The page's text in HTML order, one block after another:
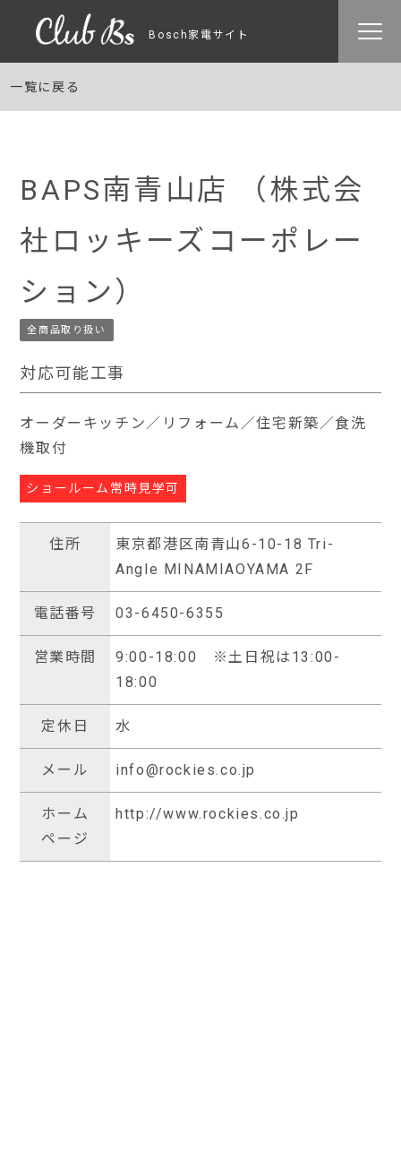
Bosch家電サイト
一覧に戻る
BAPS南青山店 （株式会
社ロッキーズコーポレー
ション）
全商品取り扱い
対応可能工事
オーダーキッチン／リフォーム／住宅新築／食洗
機取付
ショールーム常時見学可
住所
東京都港区南青山6-10-18 Tri-
Angle MINAMIAOYAMA 2F
電話番号 03-6450-6355
営業時間
9:00-18:00 ※土日祝は13:00-
18:00
定休日 水
メール info@rockies.co.jp
ホーム
ページ
http://www.rockies.co.jp